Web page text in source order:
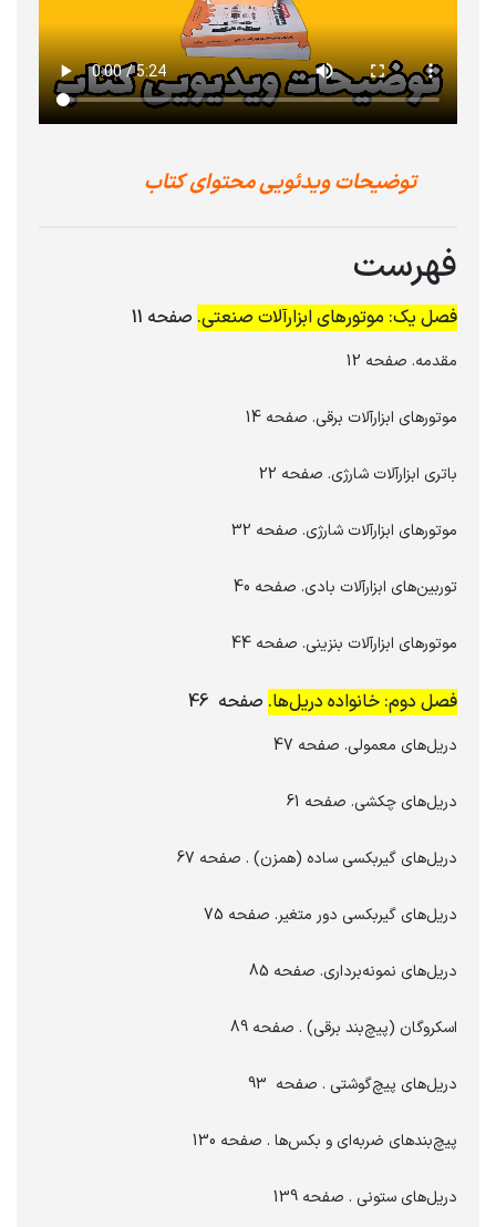
توضیحات ویدئویی محتوای کتاب
فهرست
فصل یک: موتور‌های ابزارآلات صنعتی. صفحه 11
مقدمه. صفحه 12
موتورهای ابزارآلات برقی. صفحه 14
باتری ابزارآلات شارژی. صفحه 22
موتورهای ابزارآلات شارژی. صفحه 32
توربین‌های ابزارآلات بادی. صفحه 40
موتورهای ابزارآلات بنزینی. صفحه 44
فصل دوم: خانواده دریل‌ها. صفحه 46
دریل‌های معمولی. صفحه 47
دریل‌های چکشی. صفحه 61
دریل‌های گیربکسی ساده (همزن) . صفحه 67
دریل‌های گیربکسی دور متغیر. صفحه 75
دریل‌های نمونه‌برداری. صفحه 85
اسکروگان (پیچ‌بند برقی) . صفحه 89
دریل‌های پیچ‌گوشتی . صفحه 93
پیچ‌بندهای ضربه‌ای و بکس‌ها . صفحه 130
دریل‌های ستونی . صفحه 139